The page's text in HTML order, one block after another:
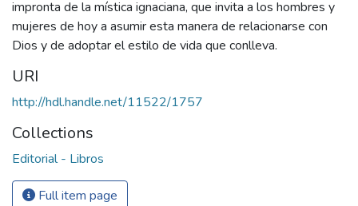
impronta de la mística ignaciana, que invita a los hombres y
mujeres de hoy a asumir esta manera de relacionarse con
Dios y de adoptar el estilo de vida que conlleva.
URI
http://hdl.handle.net/11522/1757
Collections
Editorial - Libros
Full item page